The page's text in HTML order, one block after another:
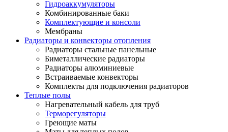
Гидроаккумуляторы
Комбинированные баки
Комплектующие и консоли
Мембраны
Радиаторы и конвекторы отопления
Радиаторы стальные панельные
Биметаллические радиаторы
Радиаторы алюминиевые
Встраиваемые конвекторы
Комплекты для подключения радиаторов
Теплые полы
Нагревательный кабель для труб
Терморегуляторы
Греющие маты